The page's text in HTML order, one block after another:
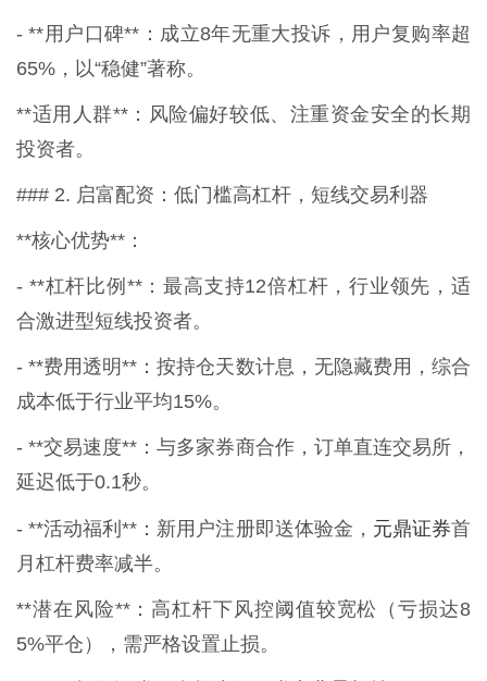
- **用户口碑**：成立8年无重大投诉，用户复购率超
65%，以“稳健”著称。
**适用人群**：风险偏好较低、注重资金安全的长期
投资者。
### 2. 启富配资：低门槛高杠杆，短线交易利器
**核心优势**：
- **杠杆比例**：最高支持12倍杠杆，行业领先，适
合激进型短线投资者。
- **费用透明**：按持仓天数计息，无隐藏费用，综合
成本低于行业平均15%。
- **交易速度**：与多家券商合作，订单直连交易所，
延迟低于0.1秒。
- **活动福利**：新用户注册即送体验金， 元鼎证券首
月杠杆费率减半。
**潜在风险**：高杠杆下风控阈值较宽松（亏损达8
5%平仓），需严格设置止损。